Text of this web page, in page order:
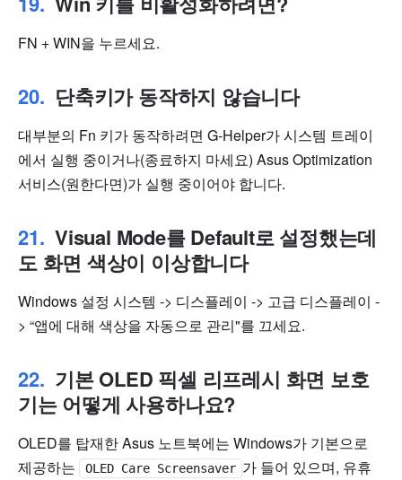
FN + WIN을 누르세요.
단축키가 동작하지 않습니다
대부분의 Fn 키가 동작하려면 G-Helper가 시스템 트레이
에서 실행 중이거나(종료하지 마세요) Asus Optimization
서비스(원한다면)가 실행 중이어야 합니다.
Visual Mode를 Default로 설정했는데
도 화면 색상이 이상합니다
Windows 설정 시스템 -> 디스플레이 -> 고급 디스플레이 -
> “앱에 대해 색상을 자동으로 관리"를 끄세요.
기본 OLED 픽셀 리프레시 화면 보호
기는 어떻게 사용하나요?
OLED를 탑재한 Asus 노트북에는 Windows가 기본으로
제공하는
OLED Care Screensaver 가 들어 있으며, 유휴